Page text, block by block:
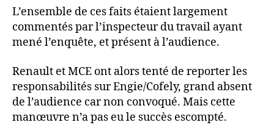
L’ensemble de ces faits étaient largement
commentés par l’inspecteur du travail ayant
mené l’enquête, et présent à l’audience.
Renault et MCE ont alors tenté de reporter les
responsabilités sur Engie/Cofely, grand absent
de l’audience car non convoqué. Mais cette
manœuvre n’a pas eu le succès escompté.